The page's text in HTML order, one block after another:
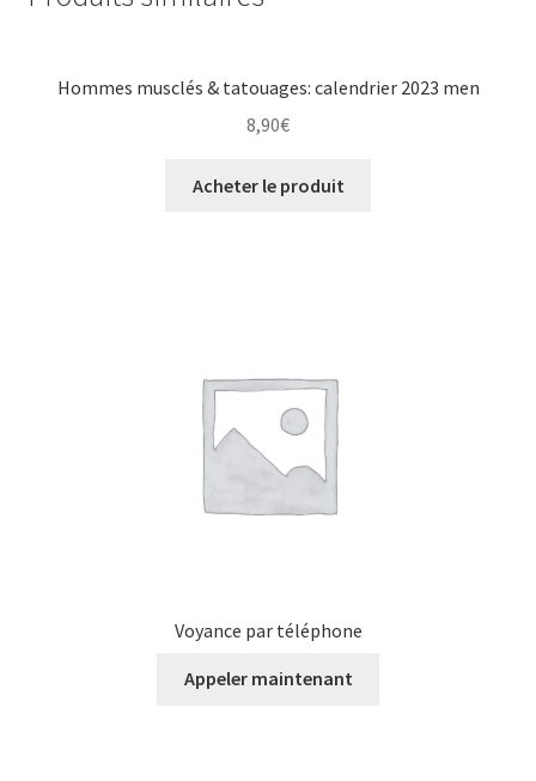
Hommes musclés & tatouages: calendrier 2023 men
8,90€
Acheter le produit
Voyance par téléphone
Appeler maintenant